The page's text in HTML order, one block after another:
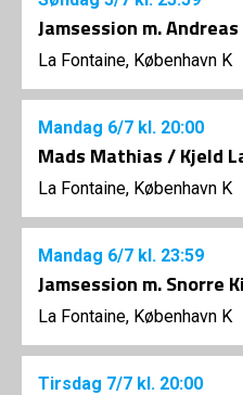
Jamsession m.
La Fontaine, København K
Mandag 6/7 kl. 20:00
Mads Mathias / Kjeld
La Fontaine, København K
Mandag 6/7 kl. 23:59
Jamsession m. Snorre
La Fontaine, København K
Tirsdag 7/7 kl. 20:00